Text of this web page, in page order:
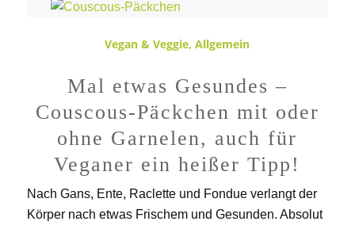
Vegan & Veggie,Allgemein
Mal etwas Gesundes –
Couscous-Päckchen mit oder
ohne Garnelen, auch für
Veganer ein heißer Tipp!
Nach Gans, Ente, Raclette und Fondue verlangt der
Körper nach etwas Frischem und Gesunden. Absolut